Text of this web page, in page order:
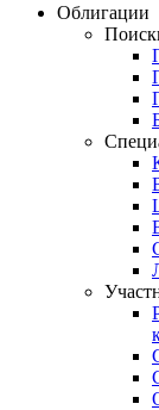
Облигации